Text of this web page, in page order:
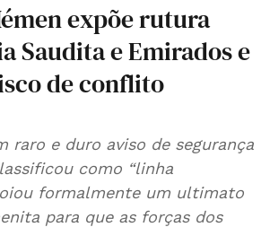
expõe rutura
Saudita e Emirados e
de conflito
raro e duro aviso de segurança
como “linha
formalmente um ultimato
para que as forças dos